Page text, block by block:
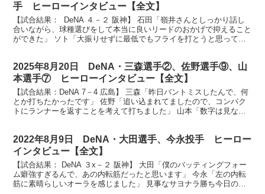
手 ヒーローインタビュー【全文】
【試合結果： DeNA ４－２ 阪神】 石田「嶺井さんとしっかり話し
合いながら、球種選びをして本当に良いリードのおかげで抑えること
ができた」 ソト「大振りせずに最低でもフライを打とうと思って打
2025年8月20日 DeNA・三森選手②、佐野選手⑨、山
本選手⑦ ヒーローインタビュー【全文】
【試合結果：DeNA 7－4 広島】 三森「昨日バントミスしたんで、何
とか打ちたかったです」 佐野「追い込まれてましたので、コンパク
トにランナーを返すことを考えて打ちました」 山本「数字は見ない
2022年8月9日 DeNA・大田選手、今永投手 ヒーロー
インタビュー【全文】
【試合結果： DeNA ３x－２ 阪神】 大田「僕のバッティングフォー
ム癖強すぎるんで、あの内転筋だったと思います」 今永「左の内転
筋に素晴らしいオーラを感じました」 見事なサヨナラ勝ち今日のヒ